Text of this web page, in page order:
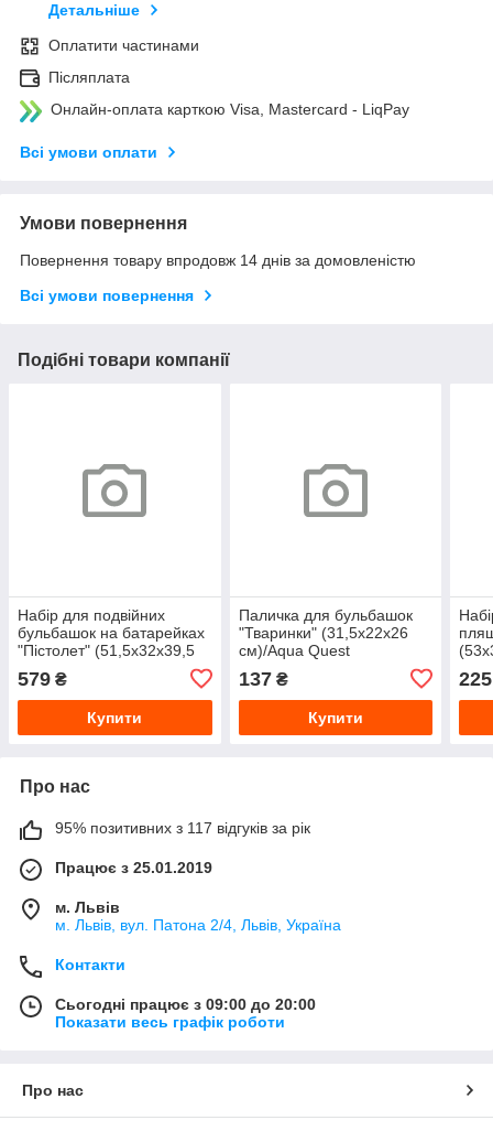
Детальніше
Оплатити частинами
Післяплата
Онлайн-оплата карткою Visa, Mastercard - LiqPay
Всі умови оплати
Умови повернення
Повернення товару впродовж 14 днів за домовленістю
Всі умови повернення
Подібні товари компанії
Набір для подвійних
бульбашок на батарейках
"Пістолет" (51,5x32x39,5
579 ₴
Купити
Паличка для бульбашок
"Тваринки" (31,5x22x26
см)/Aqua Quest
137₴
Купити
225
Про нас
95% позитивних з 117 відгуків за рік
Працює з 25.01.2019
м. Львів
м. Львів, вул. Патона 2/4, Львів, Україна
Контакти
Сьогодні працює з 09:00 до 20:00
Показати весь графік роботи
Про нас